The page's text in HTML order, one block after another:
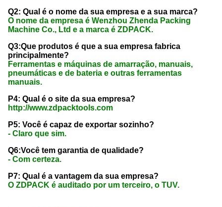
Q2: Qual é o nome da sua empresa e a sua marca?
O nome da empresa é Wenzhou Zhenda Packing
Machine Co., Ltd e a marca é ZDPACK.
Q3:Que produtos é que a sua empresa fabrica
principalmente?
Ferramentas e máquinas de amarração, manuais,
pneumáticas e de bateria e outras ferramentas
manuais.
P4: Qual é o site da sua empresa?
http://www.zdpacktools.com
P5: Você é capaz de exportar sozinho?
- Claro que sim.
Q6:Você tem garantia de qualidade?
- Com certeza.
P7: Qual é a vantagem da sua empresa?
O ZDPACK é auditado por um terceiro, o TUV.